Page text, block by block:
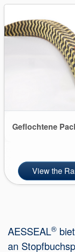
Geflochtene
View the
AESSEAL®
an